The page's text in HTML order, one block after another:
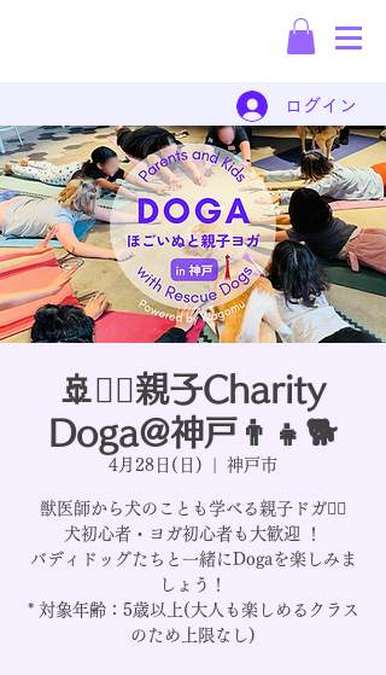
ログイン
🚢🧘‍♂️親子Charity
Doga@神戸👨‍👧🐕
4月28日(日) 神戸市
獣医師から犬のことも学べる親子ドガ🧘‍♀️
犬初心者・ヨガ初心者も大歓迎 ！
バディドッグたちと一緒にDogaを楽しみま
しょう！
* 対象年齢：5歳以上(大人も楽しめるクラス
のため上限なし)